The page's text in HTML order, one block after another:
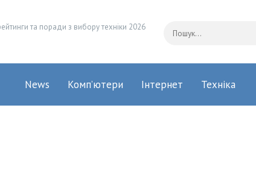
та поради з вибору техніки 2026
News Комп’ютери Інтернет Техніка